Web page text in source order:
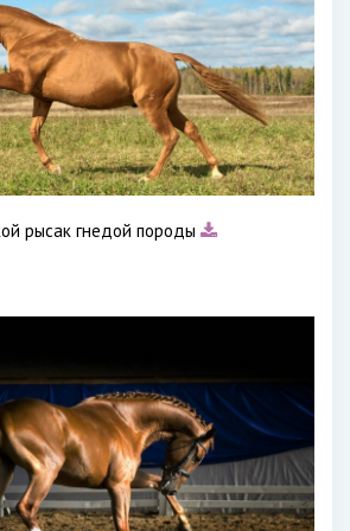
рысак гнедой породы